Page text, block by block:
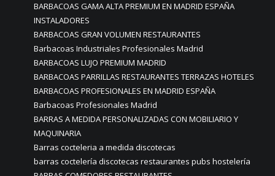
BARBACOAS GAMA ALTA PREMIUM EN MADRID ESPAÑA
INSTALADORES
BARBACOAS GRAN VOLUMEN RESTAURANTES
Barbacoas Industriales Profesionales Madrid
BARBACOAS LUJO PREMIUM MADRID
BARBACOAS PARRILLAS RESTAURANTES TERRAZAS HOTELES
BARBACOAS PROFESIONALES EN MADRID ESPAÑA
Barbacoas Profesionales Madrid
BARRAS A MEDIDA PERSONALIZADAS CON MOBILIARIO Y
MAQUINARIA
Barras cocteleria a medida discotecas
barras coctelería discotecas restaurantes pubs hostelería